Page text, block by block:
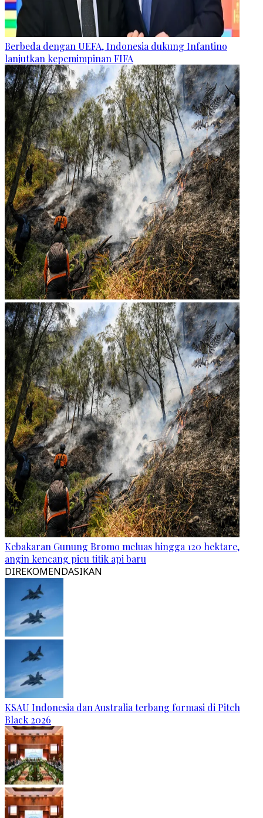
Berbeda dengan UEFA, Indonesia dukung Infantino
lanjutkan kepemimpinan FIFA
Kebakaran Gunung Bromo meluas hingga 120 hektare,
angin kencang picu titik api baru
DIREKOMENDASIKAN
KSAU Indonesia dan Australia terbang formasi di Pitch
Black 2026